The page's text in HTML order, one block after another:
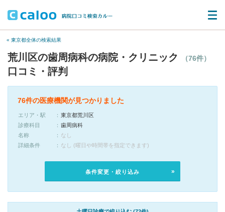
« 東京都全体の検索結果
荒川区の歯周病科の病院・クリニック （76件）
口コミ・評判
76件の医療機関が見つかりました
エリア・駅
東京都荒川区
診療科目
歯周病科
名称
なし
詳細条件
なし (曜日や時間帯を指定できます)
条件変更・絞り込み